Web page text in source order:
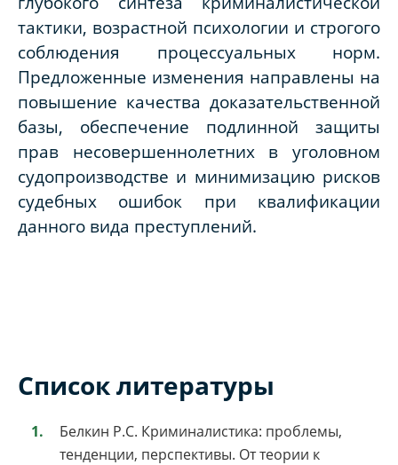
тактики, возрастной психологии и строгого
соблюдения процессуальных норм.
Предложенные изменения направлены на
повышение качества доказательственной
базы, обеспечение подлинной защиты
прав несовершеннолетних в уголовном
судопроизводстве и минимизацию рисков
судебных ошибок при квалификации
данного вида преступлений.
Список литературы
Белкин Р.С. Криминалистика: проблемы,
тенденции, перспективы. От теории к